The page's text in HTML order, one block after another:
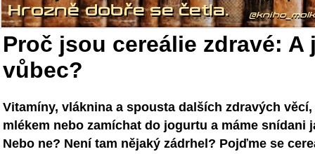
Proč jsou cereálie zdravé: A
vůbec?
Vitamíny, vláknina a spousta dalších zdravých
mlékem nebo zamíchat do jogurtu a máme snídani
Nebo ne? Není tam nějaký zádrhel? Pojďme se